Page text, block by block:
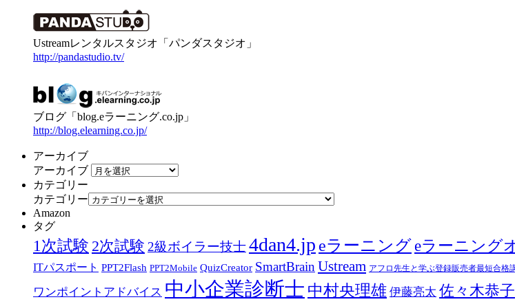
Ustreamレンタルスタジオ「パンダスタジオ」
http://pandastudio.tv/
ブログ「blog.eラーニング.co.jp」
http://blog.elearning.co.jp/
アーカイブ
アーカイブ
カテゴリー
カテゴリー
Amazon
タグ
1次試験 2次試験 2級ボイラー技士4dan4.jp eラーニング eラーニング
ITパスポート PPT2Flash PPT2Mobile QuizCreator SmartBrain Ustream アフロ先生と学ぶ登録販売者最短合格
ワンポイントアドバイス 中小企業診断士 中村央理雄 伊藤亮太 佐々木恭子